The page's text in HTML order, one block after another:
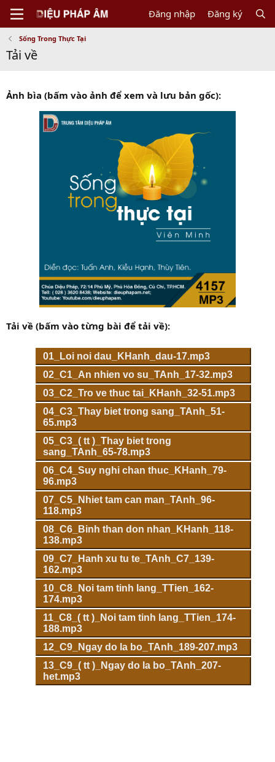
Đăng nhập Đăng ký
Sống Trong Thực Tại
Tải về
Ảnh bìa (bấm vào ảnh để xem và lưu bản gốc):
Tải về (bấm vào từng bài để tải về):